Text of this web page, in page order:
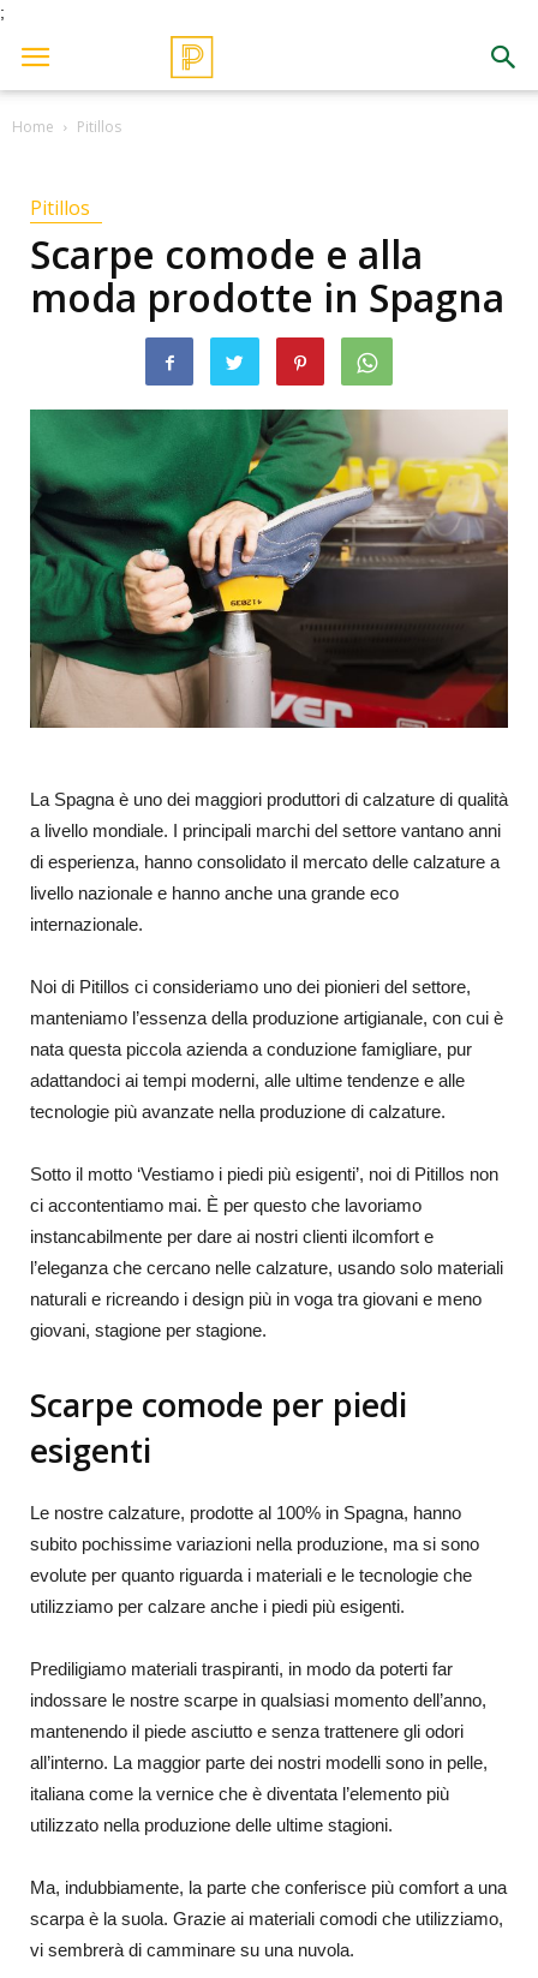
;
Home Pitillos
Pitillos
Scarpe comode e alla
moda prodotte in Spagna
La Spagna è uno dei maggiori produttori di calzature di qualità
a livello mondiale. I principali marchi del settore vantano anni
di esperienza, hanno consolidato il mercato delle calzature a
livello nazionale e hanno anche una grande eco
internazionale.
Noi di Pitillos ci consideriamo uno dei pionieri del settore,
manteniamo l’essenza della produzione artigianale, con cui è
nata questa piccola azienda a conduzione famigliare, pur
adattandoci ai tempi moderni, alle ultime tendenze e alle
tecnologie più avanzate nella produzione di calzature.
Sotto il motto ‘Vestiamo i piedi più esigenti’, noi di Pitillos non
ci accontentiamo mai. È per questo che lavoriamo
instancabilmente per dare ai nostri clienti il​comfort e
l’eleganza che cercano nelle calzature, usando solo materiali
naturali e ricreando i design più in voga tra giovani e meno
giovani, stagione per stagione.
Scarpe comode per piedi
esigenti
Le nostre calzature, prodotte al 100% in Spagna, hanno
subito pochissime variazioni nella produzione, ma si sono
evolute per quanto riguarda i materiali e le tecnologie che
utilizziamo per calzare anche i piedi più esigenti.
Prediligiamo materiali traspiranti, in modo da poterti far
indossare le nostre scarpe in qualsiasi momento dell’anno,
mantenendo il piede asciutto e senza trattenere gli odori
all’interno. La maggior parte dei nostri modelli sono in pelle,
italiana come la vernice che è diventata l’elemento più
utilizzato nella produzione delle ultime stagioni.
Ma, indubbiamente, la parte che conferisce più comfort a una
scarpa è la suola. Grazie ai materiali comodi che utilizziamo,
vi sembrerà di camminare su una nuvola.